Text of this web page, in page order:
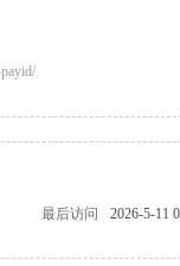
最后访问
2026-5-11